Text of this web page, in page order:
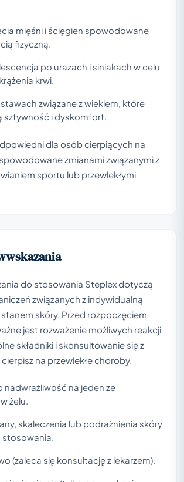
mięśni i ścięgien spowodowane
fizyczną.
po urazach i siniakach w celu
krwi.
związane z wiekiem, które
sztywność i dyskomfort.
dla osób cierpiących na
zmianami związanymi z
sportu lub przewlekłymi
do stosowania Steplex dotyczą
związanych z indywidualną
skóry. Przed rozpoczęciem
jest rozważenie możliwych reakcji
składniki i skonsultowanie się z
na przewlekłe choroby.
nadwrażliwość na jeden ze
żelu.
skaleczenia lub podrażnienia skóry
(zaleca się konsultację z lekarzem).